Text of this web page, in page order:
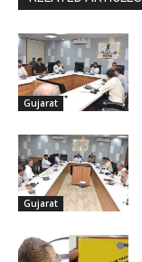
Gujarat
Gujarat